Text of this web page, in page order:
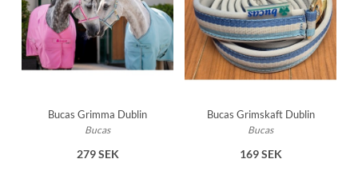
Bucas Grimma Dublin
Bucas
279 SEK
Bucas Grimskaft Dublin
Bucas
169 SEK